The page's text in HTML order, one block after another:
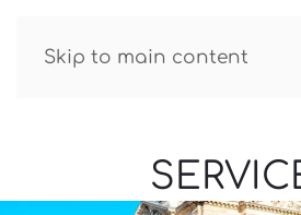
Skip to main content
GUIDE R.TATAROV